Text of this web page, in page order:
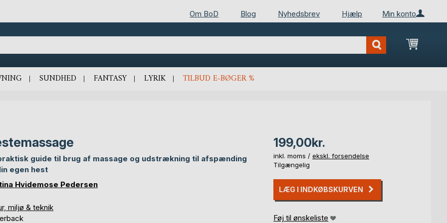
Min konto
Om BoD Blog Nyhedsbrev Hjælp
Min
SUNDHED FANTASY LYRIK TILBUD E-BØGER %
guide til brug af massage og udstrækning til afspænding
egen hest
Hvidemose Pedersen
miljø & teknik
199,00kr.
inkl. moms / ekskl. forsendelse
Tilgængelig
LÆG I INDKØBSKURVEN
Føj til ønskeliste